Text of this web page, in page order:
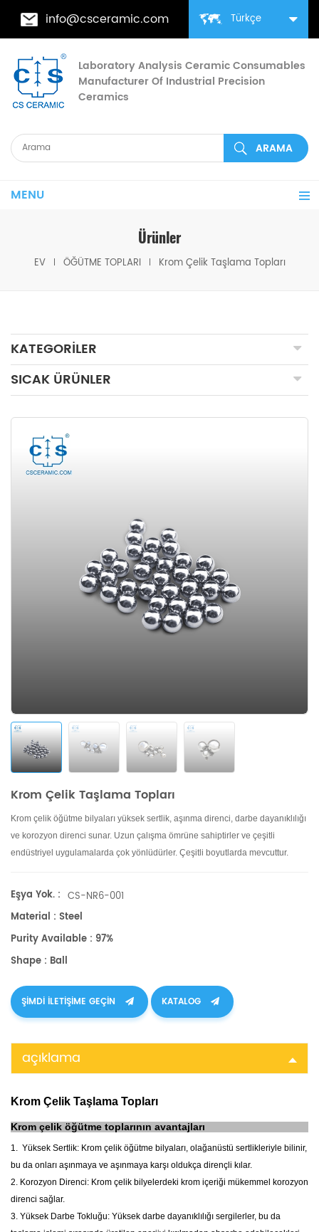
Türkçe
info@csceramic.com
Laboratory Analysis Ceramic Consumables
Manufacturer Of Industrial Precision
Ceramics
MENU
Ürünler
EV ÖĞÜTME TOPLARI Krom Çelik Taşlama Topları
KATEGORILER
SICAK ÜRÜNLER
Krom Çelik Taşlama Topları
Krom çelik öğütme bilyaları yüksek sertlik, aşınma direnci, darbe dayanıklılığı
ve korozyon direnci sunar. Uzun çalışma ömrüne sahiptirler ve çeşitli
endüstriyel uygulamalarda çok yönlüdürler. Çeşitli boyutlarda mevcuttur.
Eşya Yok. : CS-NR6-001
Material : Steel
Purity Available : 97%
Shape : Ball
ŞIMDI ILETIŞIME GEÇIN KATALOG
açıklama
Krom Çelik Taşlama Topları
Krom çelik öğütme toplarının avantajları
1. Yüksek Sertlik: Krom çelik öğütme bilyaları, olağanüstü sertlikleriyle bilinir,
bu da onları aşınmaya ve aşınmaya karşı oldukça dirençli kılar.
2. Korozyon Direnci: Krom çelik bilyelerdeki krom içeriği mükemmel korozyon
direnci sağlar.
3. Yüksek Darbe Tokluğu: Yüksek darbe dayanıklılığı sergilerler, bu da